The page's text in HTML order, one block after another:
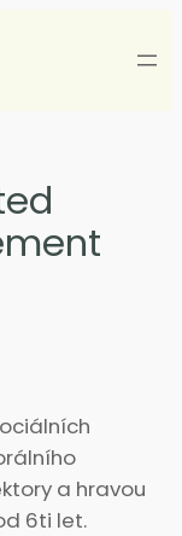
a hravou
6ti let.